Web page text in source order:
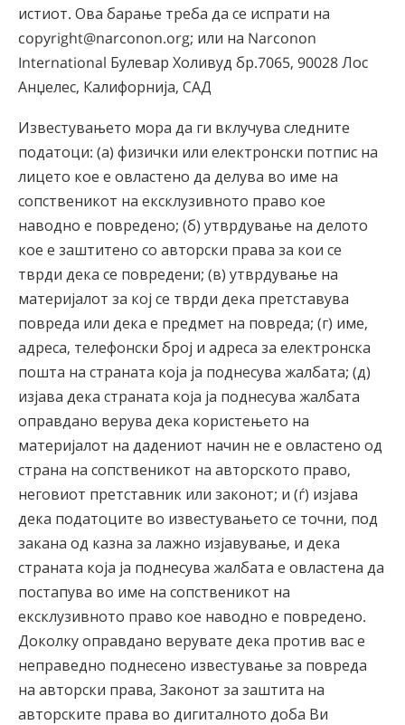
истиот. Ова барање треба да се испрати на
copyright@narconon.org; или на Narconon
International Булевар Холивуд бр.7065, 90028 Лос
Анџелес, Калифорнија, САД
Известувањето мора да ги вклучува следните
податоци: (а) физички или електронски потпис на
лицето кое е овластено да делува во име на
сопственикот на ексклузивното право кое
наводно е повредено; (б) утврдување на делото
кое е заштитено со авторски права за кои се
тврди дека се повредени; (в) утврдување на
материјалот за кој се тврди дека претставува
повреда или дека е предмет на повреда; (г) име,
адреса, телефонски број и адреса за електронска
пошта на страната која ја поднесува жалбата; (д)
изјава дека страната која ја поднесува жалбата
оправдано верува дека користењето на
материјалот на дадениот начин не е овластено од
страна на сопственикот на авторското право,
неговиот претставник или законот; и (ѓ) изјава
дека податоците во известувањето се точни, под
закана од казна за лажно изјавување, и дека
страната која ја поднесува жалбата е овластена да
постапува во име на сопственикот на
ексклузивното право кое наводно е повредено.
Доколку оправдано верувате дека против вас е
неправедно поднесено известување за повреда
на авторски права, Законот за заштита на
авторските права во дигиталното доба Ви